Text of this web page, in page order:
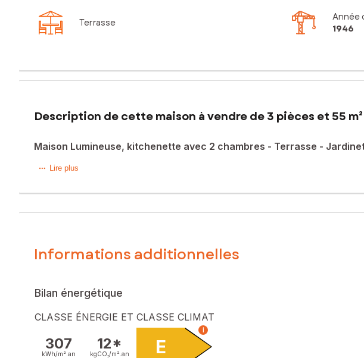
Terrasse
Année
1946
Description de cette maison à vendre de 3 pièces et 55 m²
Maison Lumineuse, kitchenette avec 2 chambres - Terrasse -
Belle Opportunité ! - * * * Nouveauté SAFTI en Exclusivité * * *
situation idéale avec un accès rapide à Nantes et à la gare de Thouaré-sur-Loire.
Maison de plain-pied qui se compose d'une belle pièce de vie lumineuse, un
Le tout sur un terrain clos de 132 m², une belle terrasse avec cabanon de jardin et
Les informations sur les risques auxquels ce bien est exposé sont disponibles sur
Prix de vente : 174 800 €
Honoraires charge vendeur
Contactez votre conseiller SAFTI : Julien FRADIN, Tél. : 0614783087, E-mail :
Lire plus
Informations additionnelles
Bilan énergétique
CLASSE ÉNERGIE ET CLASSE CLIMAT
307
kWh/m². an
12*
kgCO₂/m². an E
i